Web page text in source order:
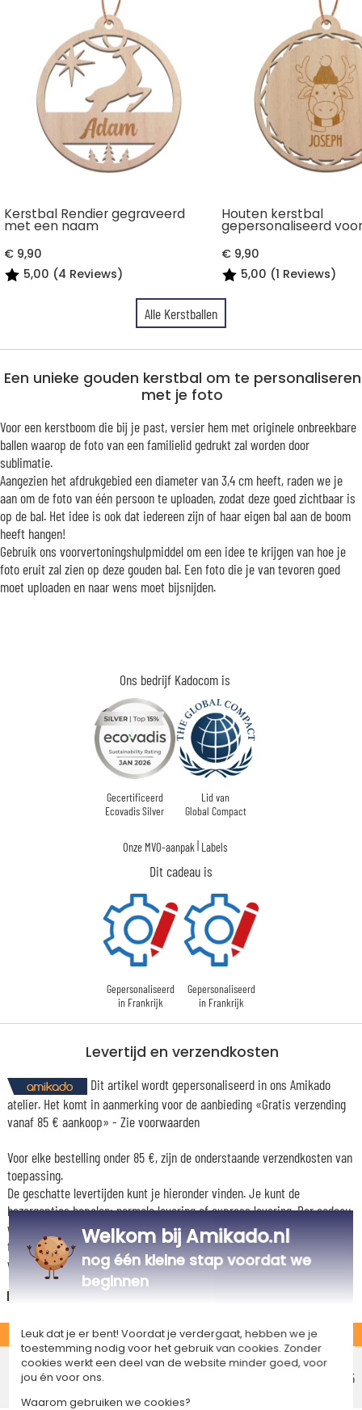
Kerstbal Rendier gegraveerd
met een naam
€ 9,90
5,00 (4 Reviews)
Houten kerstbal
gepersonaliseerd
€ 9,90
5,00 (1 Reviews)
Alle Kerstballen
Een unieke gouden kerstbal om te personaliseren
met je foto
Voor een kerstboom die bij je past, versier hem met originele onbreekbare
ballen waarop de foto van een familielid gedrukt zal worden door
sublimatie.
Aangezien het afdrukgebied een diameter van 3,4 cm heeft, raden we je
aan om de foto van één persoon te uploaden, zodat deze goed zichtbaar is
op de bal. Het idee is ook dat iedereen zijn of haar eigen bal aan de boom
heeft hangen!
Gebruik ons voorvertoningshulpmiddel om een idee te krijgen van hoe je
foto eruit zal zien op deze gouden bal. Een foto die je van tevoren goed
moet uploaden en naar wens moet bijsnijden.
Ons bedrijf Kadocom is
Gecertificeerd
Ecovadis Silver
Lid van
Global Compact
Onze MVO-aanpak | Labels
Dit cadeau is
Gepersonaliseerd
in Frankrijk
Gepersonaliseerd
in Frankrijk
Levertijd en verzendkosten
Dit artikel wordt gepersonaliseerd in ons Amikado
atelier. Het komt in aanmerking voor de aanbieding «Gratis verzending
vanaf 85 € aankoop» - Zie voorwaarden
Voor elke bestelling onder 85 €, zijn de onderstaande verzendkosten van
toepassing.
De geschatte levertijden kunt je hieronder vinden. Je kunt de
bezorgopties bepalen: normale levering of express levering. Per cadeau
worden de mogelijke leveropties weergegeven op de artikelpagina en
tijdens de stappen van je winkelwagen. (Als je het geld overmaakt, houd
wel rekening met 3-4 dagen extra levertijd van je cadeau.)
Nederland
STANDAARD
Voordelig afhaalpunt
Vrijdag 14 augustus 2026
€ 5,25
Welkom bij Amikado.nl
nog één kleine stap voordat we
beginnen
Leuk dat je er bent! Voordat je verdergaat, hebben we je
toestemming nodig voor het gebruik van cookies. Zonder
cookies werkt een deel van de website minder goed, voor
jou én voor ons.
Waarom gebruiken we cookies?